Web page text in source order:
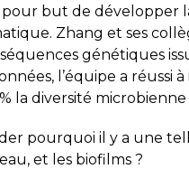
but de développer
Zhang et ses
génétiques
l’équipe a réussi
la diversité microbienne
pourquoi il y a une
et les biofilms ?